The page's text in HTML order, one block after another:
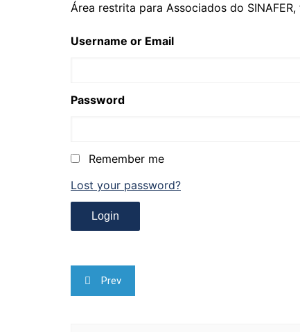
Área restrita para Associados do
Username or Email
Password
Remember me
Lost your password?
Navegação
de
Prev